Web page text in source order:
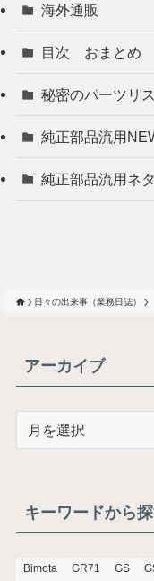
海外通販
目次 おまとめ
秘密のパーツリ
純正部品流用
純正部品流用ネタ
日々の出来事（業務日誌）
アーカイブ
ブキーワードから
Bimota GR71 GS